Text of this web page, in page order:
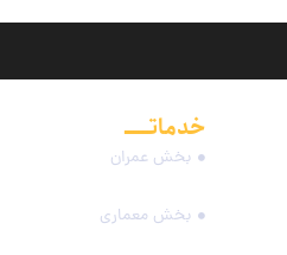
خدماتـــــمجموعه
بخش عمران
بخش معماری